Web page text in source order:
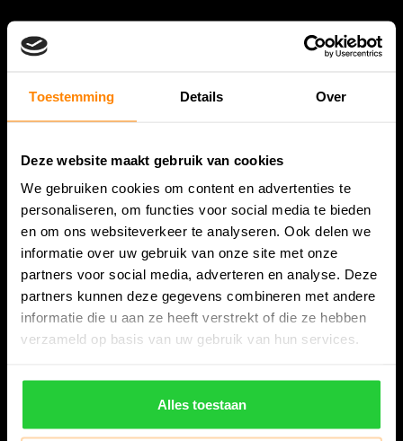
Toestemming Details Over
Deze website maakt gebruik van cookies
We gebruiken cookies om content en advertenties te
personaliseren, om functies voor social media te bieden
en om ons websiteverkeer te analyseren. Ook delen we
informatie over uw gebruik van onze site met onze
partners voor social media, adverteren en analyse. Deze
partners kunnen deze gegevens combineren met andere
informatie die u aan ze heeft verstrekt of die ze hebben
verzameld op basis van uw gebruik van hun services.
Alles toestaan
Bespanracket.nl is dé racketspecialist van Lelystad en
omstreken.
Snijdersstraat 6
8224 AA Lelystad
Nederland